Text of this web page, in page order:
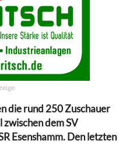
die rund 250 Zuschauer
zwischen dem SV
Esenshamm. Den letzten